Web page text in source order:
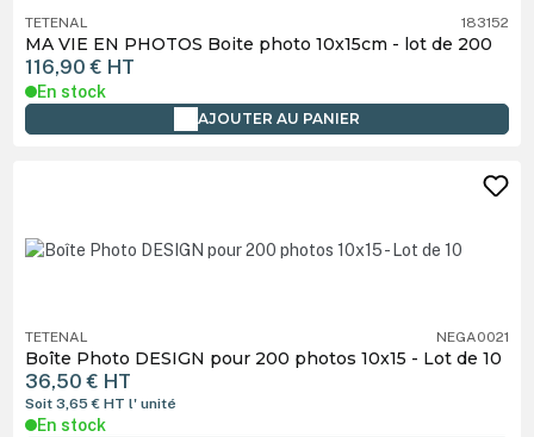
TETENAL 183152
MA VIE EN PHOTOS Boite photo 10x15cm - lot de 200
116,90 € HT
En stock
AJOUTER AU PANIER
TETENAL NEGA0021
Boîte Photo DESIGN pour 200 photos 10x15 - Lot de 10
36,50 € HT
Soit 3,65 €HTl' unité
En stock